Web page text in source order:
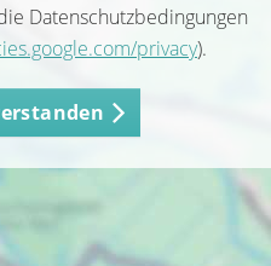
Datenschutzbedingungen
privacy).